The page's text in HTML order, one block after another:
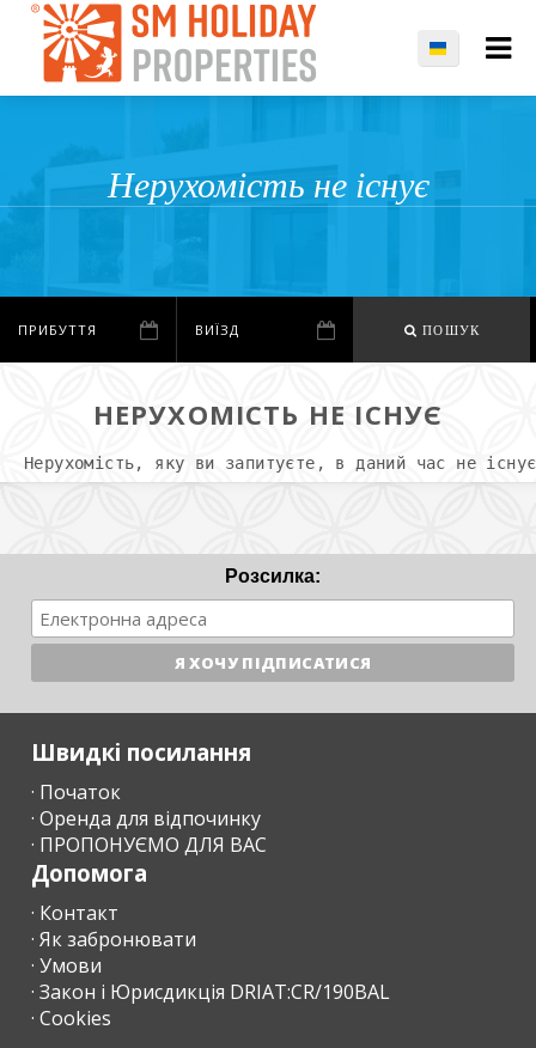
Нерухомість не існує
ПОШУК
НЕРУХОМІСТЬ НЕ ІСНУЄ
Нерухомість, яку ви запитуєте, в даний час не
Розсилка:
Швидкі посилання
· Початок
· Оренда для відпочинку
· ПРОПОНУЄМО ДЛЯ ВАС
Допомога
· Контакт
· Як забронювати
· Умови
· Закон і Юрисдикція DRIAT:CR/190BAL
· Cookies